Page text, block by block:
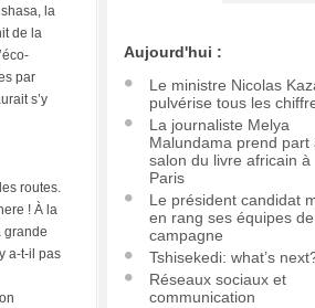
la
de la
par
s’y
routes.
! À la
grande
a-t-il pas
Aujourd'hui :
Le ministre Nicolas
pulvérise tous les
La journaliste Melya
Malundama prend part
salon du livre africain à
Paris
Le président candidat
en rang ses équipes de
campagne
Tshisekedi: what’s
Réseaux sociaux et
communication